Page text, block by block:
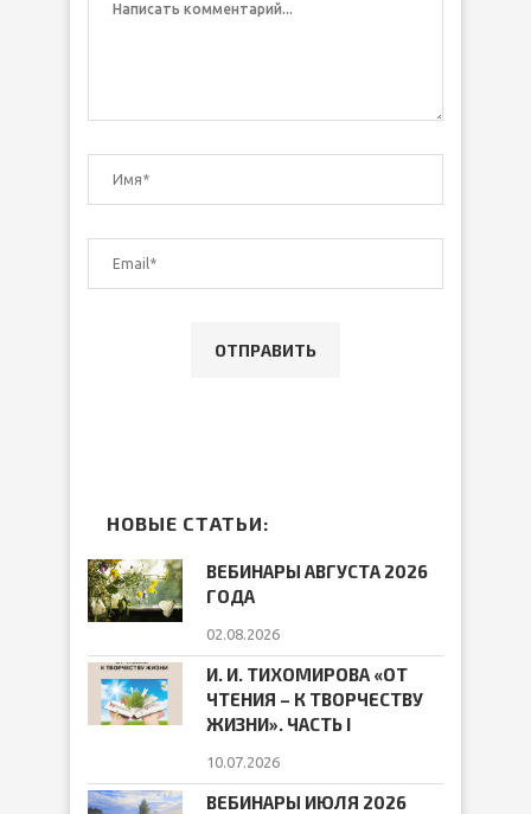
НОВЫЕ СТАТЬИ:
ВЕБИНАРЫ АВГУСТА 2026
ГОДА
02.08.2026
И. И. ТИХОМИРОВА «ОТ
ЧТЕНИЯ – К ТВОРЧЕСТВУ
ЖИЗНИ». ЧАСТЬ I
10.07.2026
ВЕБИНАРЫ ИЮЛЯ 2026